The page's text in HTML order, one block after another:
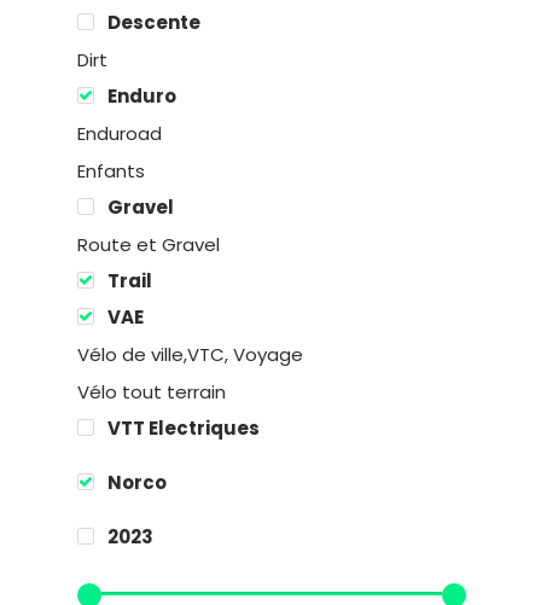
Descente
Dirt
Enduro
Enduroad
Enfants
Gravel
Route et Gravel
Trail
VAE
Vélo de ville,VTC, Voyage
Vélo tout terrain
VTT Electriques
Norco
2023